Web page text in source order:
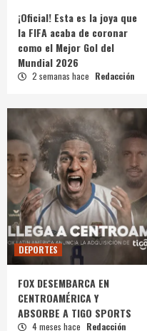
¡Oficial! Esta es la joya que
la FIFA acaba de coronar
como el Mejor Gol del
Mundial 2026
2 semanas hace Redacción
DEPORTES
FOX DESEMBARCA EN
CENTROAMÉRICA Y
ABSORBE A TIGO SPORTS
4 meses hace Redacción